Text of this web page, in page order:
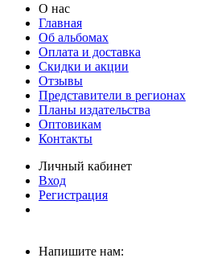
О нас
Главная
Об альбомах
Оплата и доставка
Скидки и акции
Отзывы
Представители в регионах
Планы издательства
Оптовикам
Контакты
Личный кабинет
Вход
Регистрация
Напишите нам: